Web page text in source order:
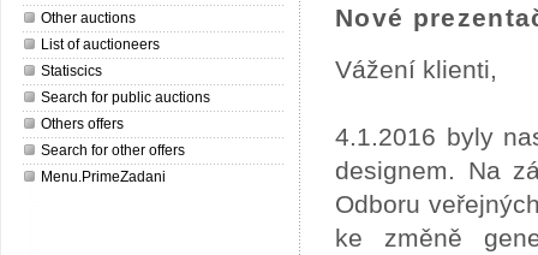
Other auctions
List of auctioneers
Statiscics
Search for public auctions
Others offers
Search for other offers
Menu.PrimeZadani
Nové
Vážení klienti,
4.1.2016 byly
designem. Na
Odboru
ke změně